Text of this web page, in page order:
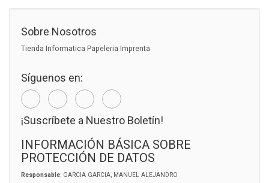
Sobre Nosotros
Tienda Informatica Papeleria Imprenta
Síguenos en:
¡Suscríbete a Nuestro Boletín!
INFORMACIÓN BÁSICA SOBRE
PROTECCIÓN DE DATOS
Responsable: GARCIA GARCIA, MANUEL ALEJANDRO